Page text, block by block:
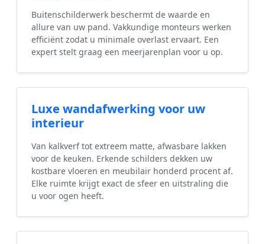
Buitenschilderwerk beschermt de waarde en
allure van uw pand. Vakkundige monteurs werken
efficiënt zodat u minimale overlast ervaart. Een
expert stelt graag een meerjarenplan voor u op.
Luxe wandafwerking voor uw
interieur
Van kalkverf tot extreem matte, afwasbare lakken
voor de keuken. Erkende schilders dekken uw
kostbare vloeren en meubilair honderd procent af.
Elke ruimte krijgt exact de sfeer en uitstraling die
u voor ogen heeft.